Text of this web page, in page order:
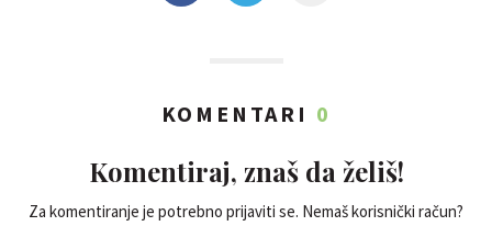
KOMENTARI 0
Komentiraj, znaš da želiš!
Za komentiranje je potrebno prijaviti se. Nemaš korisnički račun?